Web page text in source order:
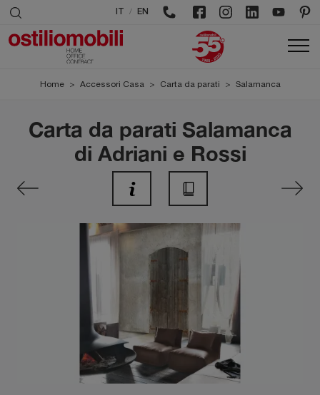
/ EN
Home > Accessori Casa > Carta da parati > Salamanca
Carta da parati Salamanca
di Adriani e Rossi